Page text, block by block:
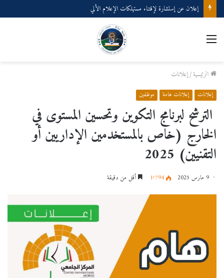
إعلان عن إستشارة لإقتناء مستهلكات الإعلام الألي
الرئيسية/إعلانات
إعلانات إعلانات هامة موظفين
الترشح لبرنامج التكوين وتحسين المستوى في
الخارج (خاص بالمستخدمين الإداريين أو
التقنيين) 2025
9 مارس 2025 1٬794 أقل من دقيقة